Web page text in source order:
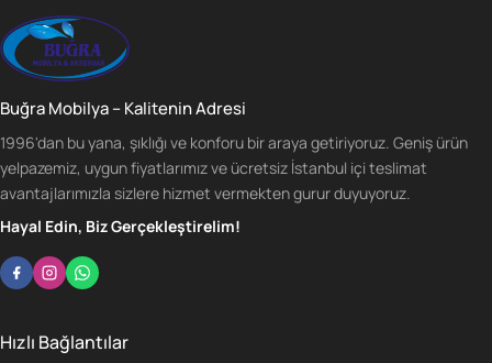
Buğra Mobilya – Kalitenin Adresi
1996'dan bu yana, şıklığı ve konforu bir araya getiriyoruz. Geniş ürün
yelpazemiz, uygun fiyatlarımız ve ücretsiz İstanbul içi teslimat
avantajlarımızla sizlere hizmet vermekten gurur duyuyoruz.
Hayal Edin, Biz Gerçekleştirelim!
Hızlı Bağlantılar